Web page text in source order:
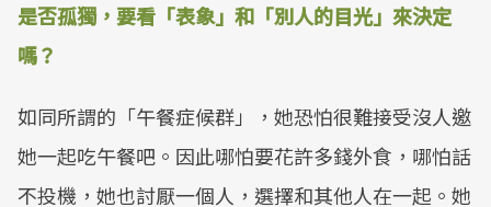
是否孤獨，要看「表象」和「別人的目光」來決定
嗎？
如同所謂的「午餐症候群」，她恐怕很難接受沒人邀
她一起吃午餐吧。因此哪怕要花許多錢外食，哪怕話
不投機，她也討厭一個人，選擇和其他人在一起。她